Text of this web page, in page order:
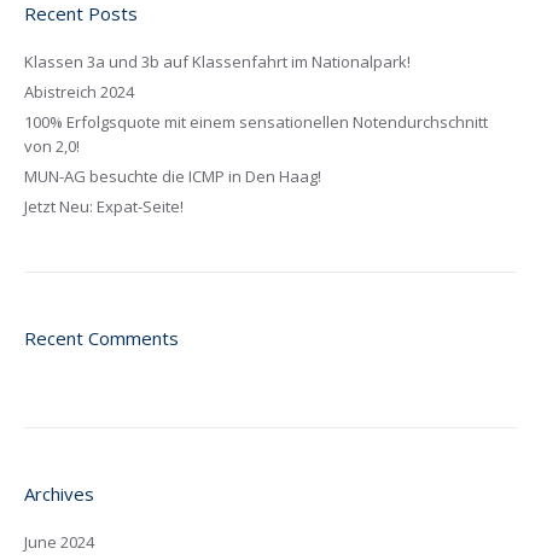
Recent Posts
Klassen 3a und 3b auf Klassenfahrt im Nationalpark!
Abistreich 2024
100% Erfolgsquote mit einem sensationellen Notendurchschnitt
von 2,0!
MUN-AG besuchte die ICMP in Den Haag!
Jetzt Neu: Expat-Seite!
Recent Comments
Archives
June 2024